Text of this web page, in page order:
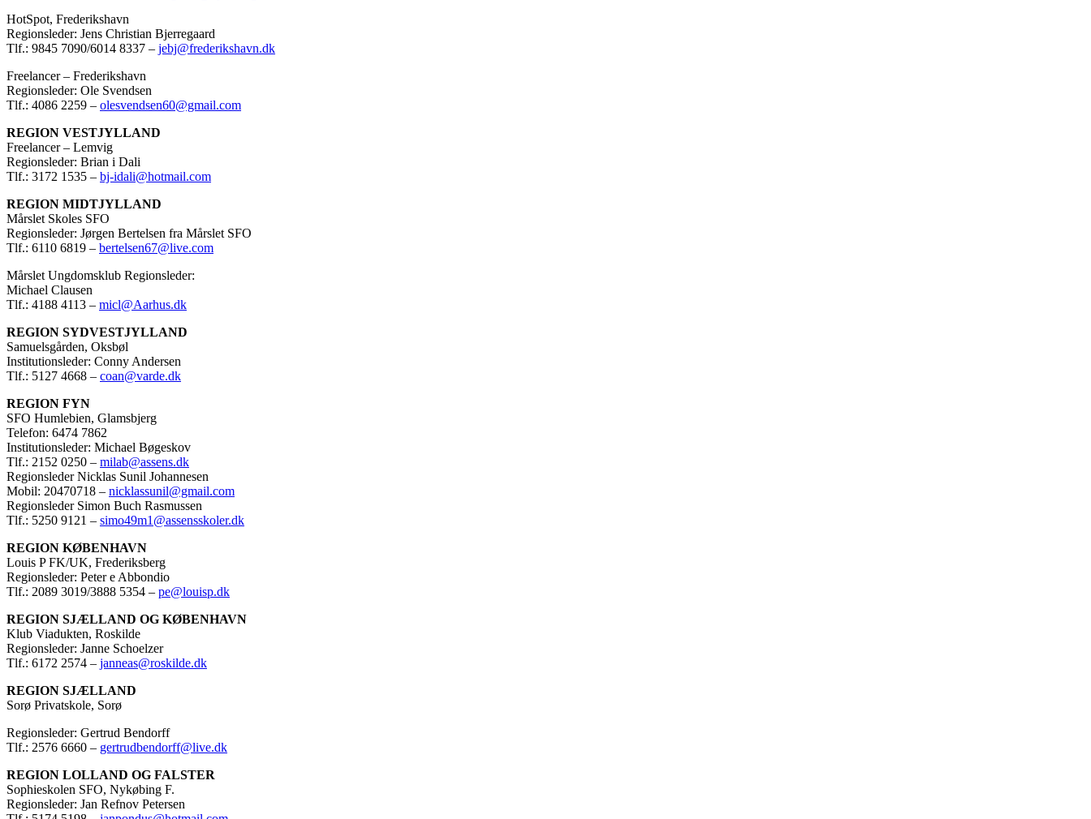
HotSpot, Frederikshavn
Regionsleder: Jens Christian Bjerregaard
Tlf.: 9845 7090/6014 8337 – jebj@frederikshavn.dk
Freelancer – Frederikshavn
Regionsleder: Ole Svendsen
Tlf.: 4086 2259 – olesvendsen60@gmail.com
REGION VESTJYLLAND
Freelancer – Lemvig
Regionsleder: Brian i Dali
Tlf.: 3172 1535 – bj-idali@hotmail.com
REGION MIDTJYLLAND
Mårslet Skoles SFO
Regionsleder: Jørgen Bertelsen fra Mårslet SFO
Tlf.: 6110 6819 – bertelsen67@live.com
Mårslet Ungdomsklub Regionsleder:
Michael Clausen
Tlf.: 4188 4113 – micl@Aarhus.dk
REGION SYDVESTJYLLAND
Samuelsgården, Oksbøl
Institutionsleder: Conny Andersen
Tlf.: 5127 4668 – coan@varde.dk
REGION FYN
SFO Humlebien, Glamsbjerg
Telefon: 6474 7862
Institutionsleder: Michael Bøgeskov
Tlf.: 2152 0250 – milab@assens.dk
Regionsleder Nicklas Sunil Johannesen
Mobil: 20470718 – nicklassunil@gmail.com
Regionsleder Simon Buch Rasmussen
Tlf.: 5250 9121 – simo49m1@assensskoler.dk
REGION KØBENHAVN
Louis P FK/UK, Frederiksberg
Regionsleder: Peter e Abbondio
Tlf.: 2089 3019/3888 5354 – pe@louisp.dk
REGION SJÆLLAND OG KØBENHAVN
Klub Viadukten, Roskilde
Regionsleder: Janne Schoelzer
Tlf.: 6172 2574 – janneas@roskilde.dk
REGION SJÆLLAND
Sorø Privatskole, Sorø
Regionsleder: Gertrud Bendorff
Tlf.: 2576 6660 – gertrudbendorff@live.dk
REGION LOLLAND OG FALSTER
Sophieskolen SFO, Nykøbing F.
Regionsleder: Jan Refnov Petersen